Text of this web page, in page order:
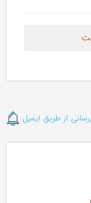
از طریق ایمیل